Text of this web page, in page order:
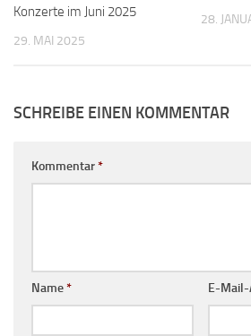
Konzerte im Juni 2025
29. MAI 2025
28.
SCHREIBE EINEN KOMMENTAR
Kommentar*
Name* E-